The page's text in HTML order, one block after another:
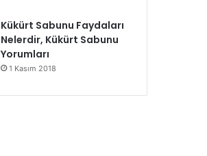
Kükürt Sabunu Faydaları
Nelerdir, Kükürt Sabunu
Yorumları
1 Kasım 2018